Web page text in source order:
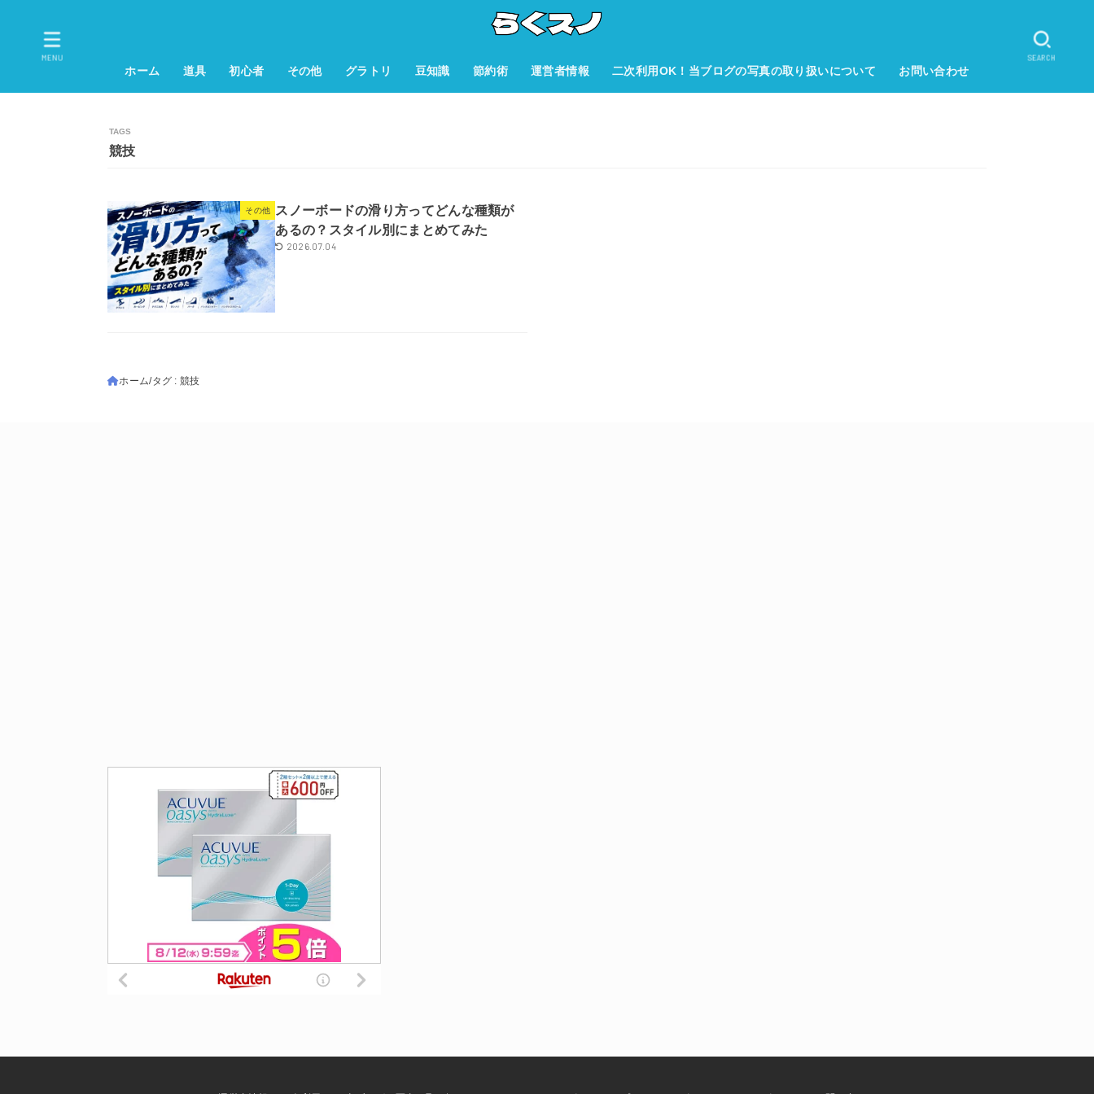
ホーム 道具 初心者 その他 グラトリ 豆知識 節約術 運営者情報 二次利用OK！当ブログの写真の取り扱いについて お問い合わせ
SEARCH
MENU
競技
その他
スノーボードの滑り方ってどんな種類が
あるの？スタイル別にまとめてみた
2026.07.04
ホーム タグ : 競技